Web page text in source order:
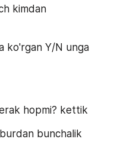
kimdan
ko'rgan Y/N unga
hopmi? kettik
bunchalik